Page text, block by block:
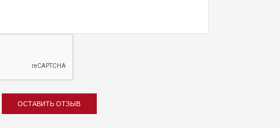
ОСТАВИТЬ ОТЗЫВ